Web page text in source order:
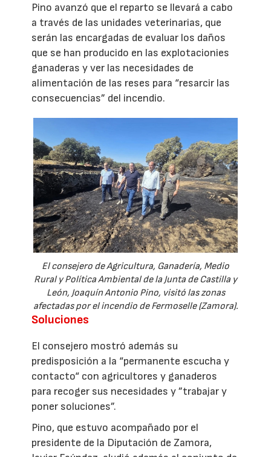
Pino avanzó que el reparto se llevará a cabo
a través de las unidades veterinarias, que
serán las encargadas de evaluar los daños
que se han producido en las explotacionies
ganaderas y ver las necesidades de
alimentación de las reses para “resarcir las
consecuencias” del incendio.
El consejero de Agricultura, Ganadería, Medio
Rural y Política Ambiental de la Junta de Castilla y
León, Joaquín Antonio Pino, visitó las zonas
afectadas por el incendio de Fermoselle (Zamora).
Soluciones
El consejero mostró además su
predisposición a la “permanente escucha y
contacto“ con agricultores y ganaderos
para recoger sus necesidades y ”trabajar y
poner soluciones”.
Pino, que estuvo acompañado por el
presidente de la Diputación de Zamora,